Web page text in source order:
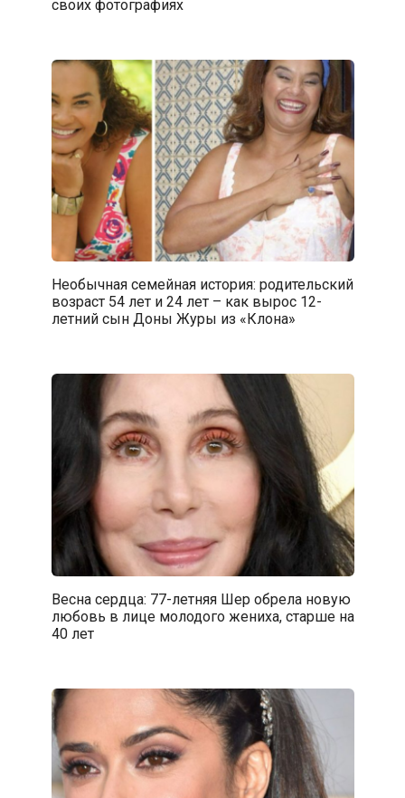
своих фотографиях
Необычная семейная история: родительский
возраст 54 лет и 24 лет – как вырос 12-
летний сын Доны Журы из «Клона»
Весна сердца: 77-летняя Шер обрела новую
любовь в лице молодого жениха, старше на
40 лет